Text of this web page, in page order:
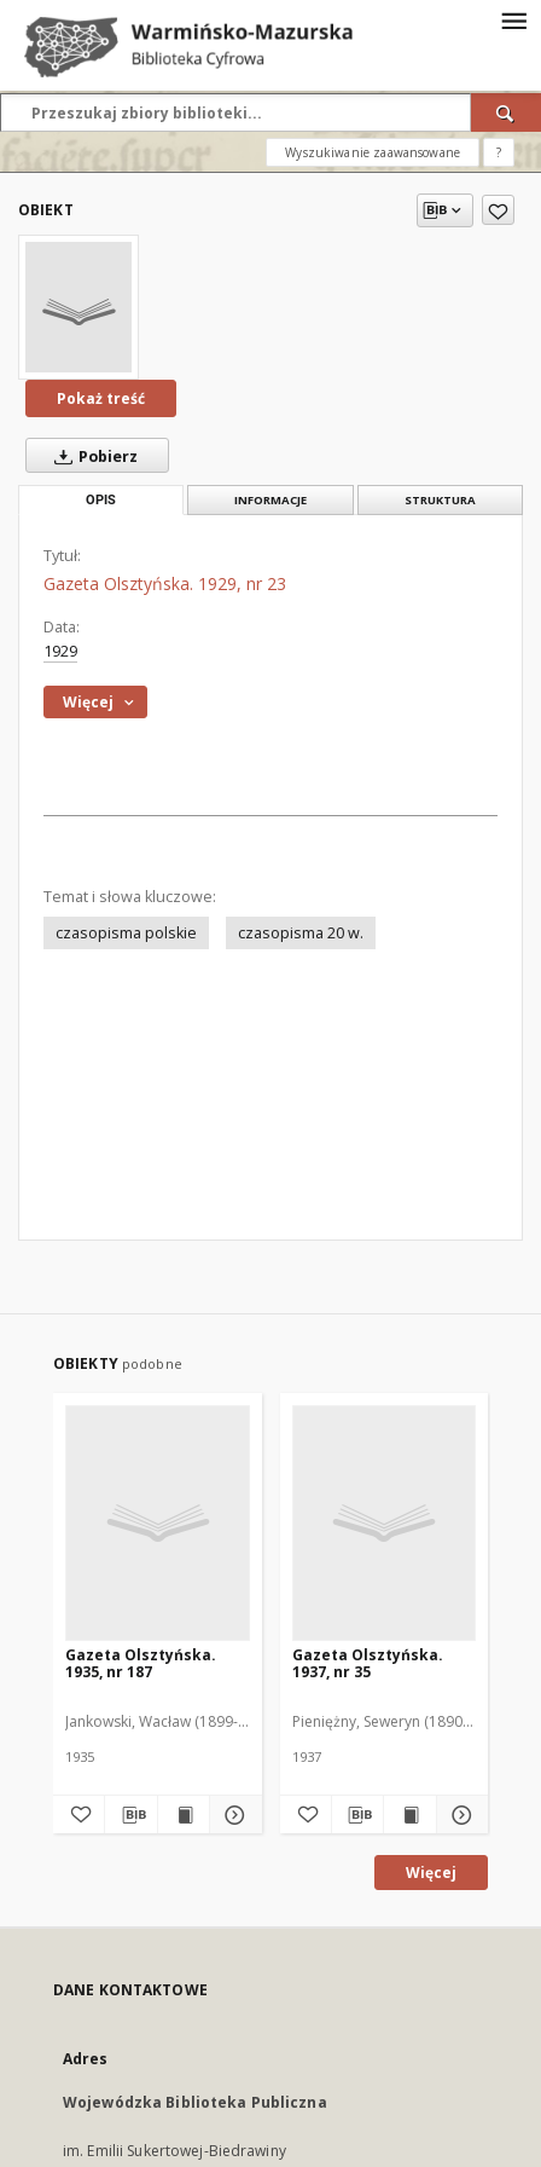
Wyszukiwanie zaawansowane ?
OBIEKT
Pokaż treść
Pobierz
OPIS INFORMACJE STRUKTURA
Tytuł:
Gazeta Olsztyńska. 1929, nr 23
Data:
1929
Więcej
Temat i słowa kluczowe:
czasopisma polskie
czasopisma 20 w.
OBIEKTY podobne
Gazeta Olsztyńska.
1935, nr 187
Jankowski, Wacław (1899-1975). Red.
1935
Gazeta Olsztyńska.
1937, nr 35
Pieniężny, Seweryn (1890-1940). Red.
1937
Więcej
DANE KONTAKTOWE
Adres
Wojewódzka Biblioteka Publiczna
im. Emilii Sukertowej-Biedrawiny